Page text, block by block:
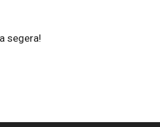
segera!